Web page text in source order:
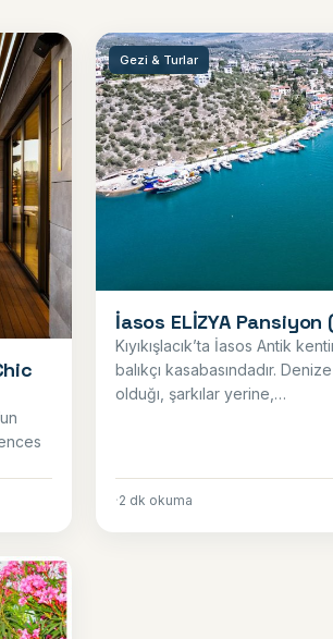
Gezi & Turlar
İasos ELİZYA Pansiyon (
Kıyıkışlacık’ta İasos Antik
balıkçı kasabasındadır.
olduğı, şarkılar yerine,…
·2 dk okuma